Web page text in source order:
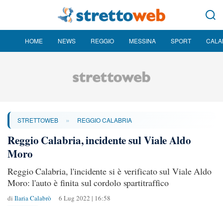
HOME NEWS REGGIO MESSINA SPORT
STRETTOWEB » REGGIO CALABRIA
Reggio Calabria, incidente sul Viale Aldo
Moro
Reggio Calabria, l'incidente si è verificato sul Viale Aldo
Moro: l'auto è finita sul cordolo spartitraffico
di Ilaria Calabrò 6 Lug 2022 | 16:58